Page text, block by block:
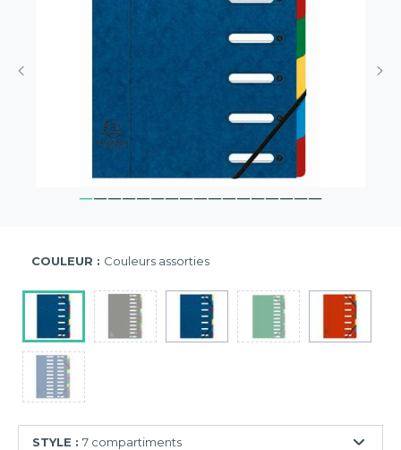
COULEUR : Couleurs assorties
STYLE : 7 compartiments